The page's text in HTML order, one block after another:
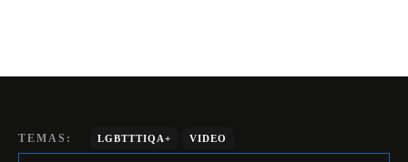
TEMAS: LGBTTTIQA+ VIDEO